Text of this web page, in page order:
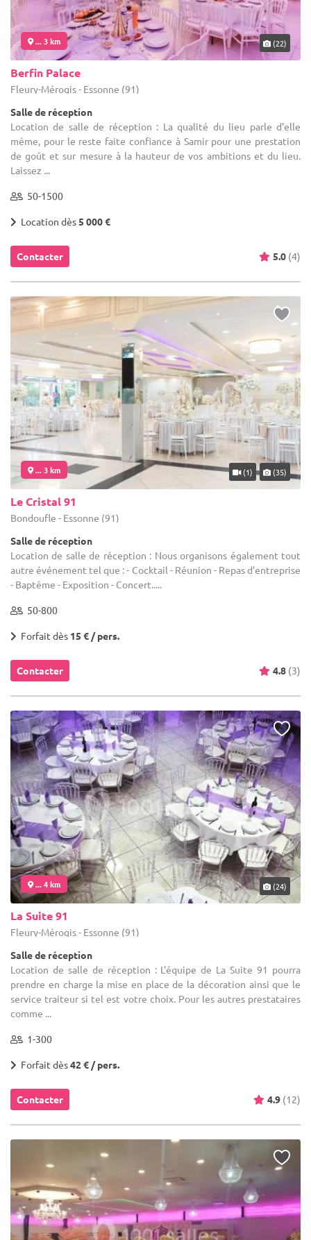
... 3 km (22)
Berfin Palace
Fleury-Mérogis - Essonne (91)
Salle de réception
Location de salle de réception : La qualité du lieu parle d'elle
même, pour le reste faite confiance à Samir pour une prestation
de goût et sur mesure à la hauteur de vos ambitions et du lieu.
Laissez ...
50-1500
Location dès5 000 €
Contacter 5.0 (4)
... 3 km (1) (35)
Le Cristal 91
Bondoufle - Essonne (91)
Salle de réception
Location de salle de réception : Nous organisons également tout
autre événement tel que : - Cocktail - Réunion - Repas d’entreprise
- Baptême - Exposition - Concert.....
50-800
Forfait dès 15 € / pers.
Contacter 4.8 (3)
... 4 km (24)
La Suite 91
Fleury-Mérogis - Essonne (91)
Salle de réception
Location de salle de réception : L'équipe de La Suite 91 pourra
prendre en charge la mise en place de la décoration ainsi que le
service traiteur si tel est votre choix. Pour les autres prestataires
comme ...
1-300
Forfait dès42 € / pers.
Contacter 4.9 (12)